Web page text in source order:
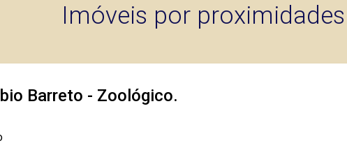
Imóveis por proximidades
Barreto - Zoológico.